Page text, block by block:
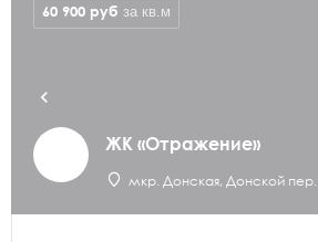
ЖК «Отражение»
мкр. Донская, Донской пер.
60 900 руб за кв.м